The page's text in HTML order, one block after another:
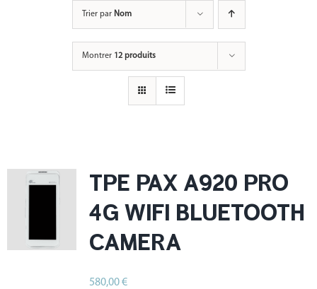
Trier par Nom
Montrer 12 produits
TPE PAX A920 PRO
4G WIFI BLUETOOTH
CAMERA
580,00€